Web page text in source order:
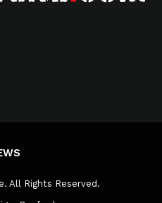
All Rights Reserved.